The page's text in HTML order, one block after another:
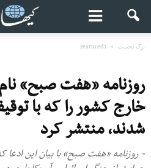
برگ نخست Featured1
روزنامه «هفت صبح» نام
خارج کشور را که با
شدند، منتشر کرد
- روزنامه «هفت صبح» با بیان این